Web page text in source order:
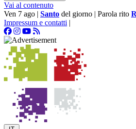
Vai al contenuto
Ven 7 ago | Santo del giorno | Parola rito
Impressum e contatti |